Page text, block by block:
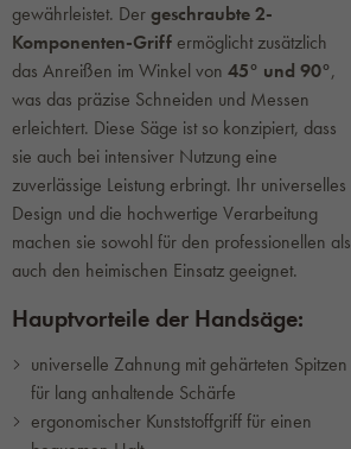
gewährleistet. Dergeschraubte 2-
Komponenten-Griff ermöglicht zusätzlich
das Anreißen im Winkel von 45° und 90°,
was das präzise Schneiden und Messen
erleichtert. Diese Säge ist so konzipiert, dass
sie auch bei intensiver Nutzung eine
zuverlässige Leistung erbringt. Ihr universelles
Design und die hochwertige Verarbeitung
machen sie sowohl für den professionellen als
auch den heimischen Einsatz geeignet.
Hauptvorteile der Handsäge:
universelle Zahnung mit gehärteten Spitzen
für lang anhaltende Schärfe
ergonomischer Kunststoffgriff für einen